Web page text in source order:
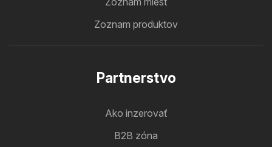
Zoznam produktov
Partnerstvo
Ako inzerovať
B2B zóna